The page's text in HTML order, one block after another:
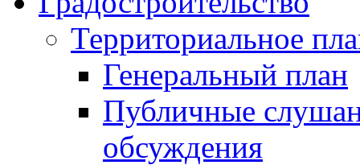
Территориальное
Генеральный план
Публичные
обсуждения